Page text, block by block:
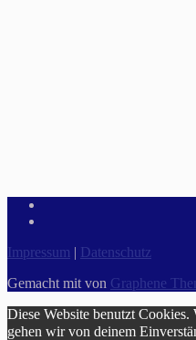
Impressum | Datenschutz
Gemacht mit von Graphene
Diese Website benutzt
gehen wir von deinem